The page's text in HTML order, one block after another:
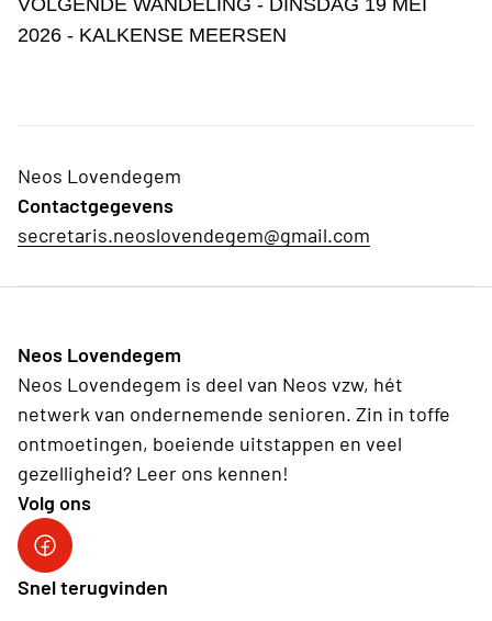
VOLGENDE WANDELING - DINSDAG 19 MEI
2026 - KALKENSE MEERSEN
Neos Lovendegem
Contactgegevens
secretaris.neoslovendegem@gmail.com
Neos Lovendegem
Neos Lovendegem is deel van Neos vzw, hét
netwerk van ondernemende senioren. Zin in toffe
ontmoetingen, boeiende uitstappen en veel
gezelligheid? Leer ons kennen!
Volg ons
Facebook
Snel terugvinden